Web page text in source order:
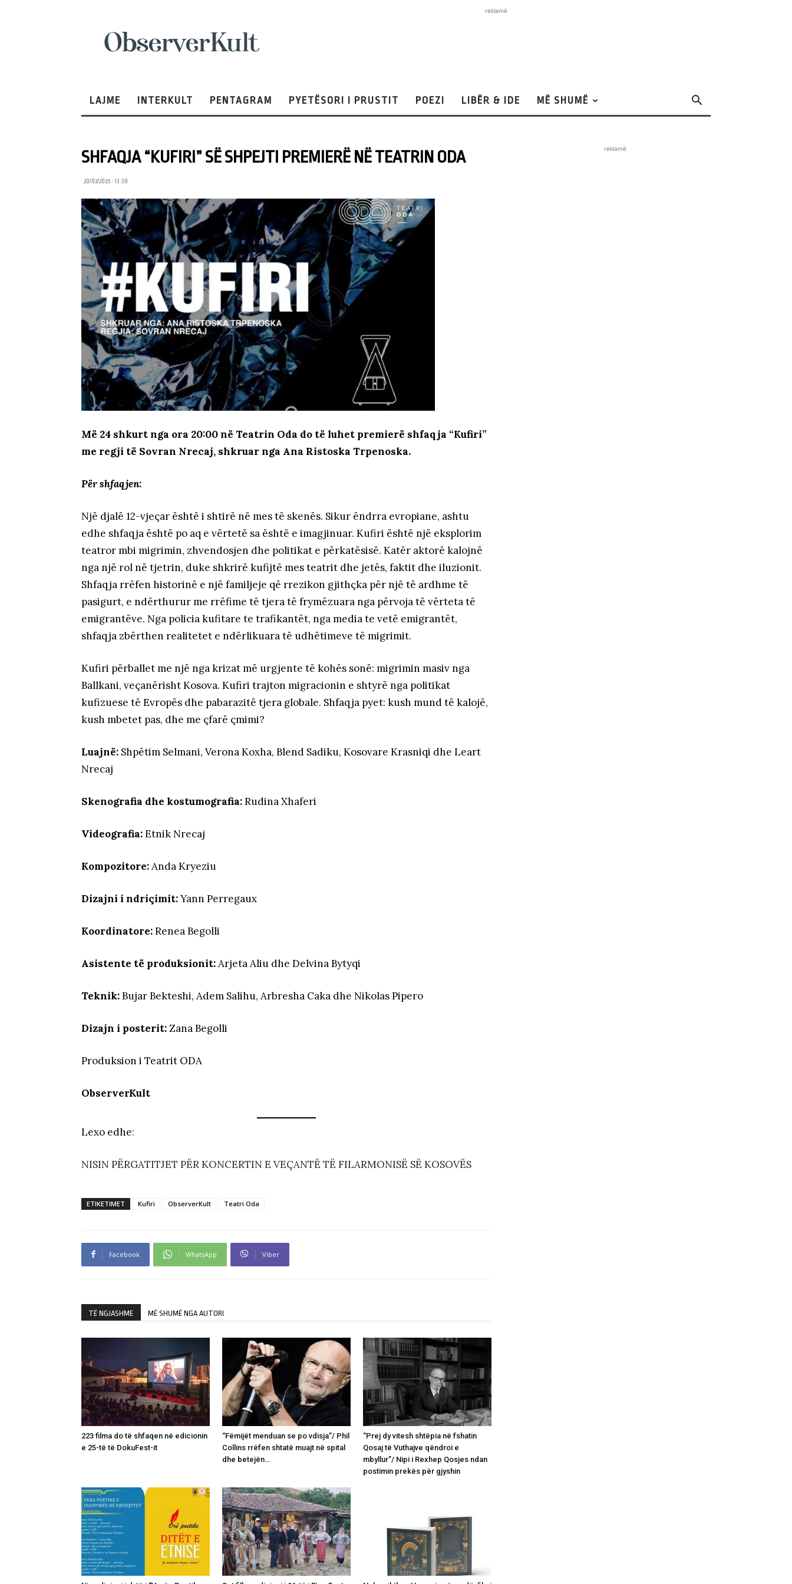
reklamë
LAJME INTERKULT PENTAGRAM PYETËSORI I PRUSTIT POEZI LIBËR & IDE MË SHUMË
SHFAQJA “KUFIRI” SË SHPEJTI PREMIERË NË TEATRIN ODA
20/02/2025 • 13:30
Më 24 shkurt nga ora 20:00 në Teatrin Oda do të luhet premierë shfaqja “Kufiri”
me regji të Sovran Nrecaj, shkruar nga Ana Ristoska Trpenoska.
Për shfaqjen:
Një djalë 12-vjeçar është i shtirë në mes të skenës. Sikur ëndrra evropiane, ashtu
edhe shfaqja është po aq e vërtetë sa është e imagjinuar. Kufiri është një eksplorim
teatror mbi migrimin, zhvendosjen dhe politikat e përkatësisë. Katër aktorë kalojnë
nga një rol në tjetrin, duke shkrirë kufijtë mes teatrit dhe jetës, faktit dhe iluzionit.
Shfaqja rrëfen historinë e një familjeje që rrezikon gjithçka për një të ardhme të
pasigurt, e ndërthurur me rrëfime të tjera të frymëzuara nga përvoja të vërteta të
emigrantëve. Nga policia kufitare te trafikantët, nga media te vetë emigrantët,
shfaqja zbërthen realitetet e ndërlikuara të udhëtimeve të migrimit.
Kufiri përballet me një nga krizat më urgjente të kohës sonë: migrimin masiv nga
Ballkani, veçanërisht Kosova. Kufiri trajton migracionin e shtyrë nga politikat
kufizuese të Evropës dhe pabarazitë tjera globale. Shfaqja pyet: kush mund të kalojë,
kush mbetet pas, dhe me çfarë çmimi?
Luajnë: Shpëtim Selmani, Verona Koxha, Blend Sadiku, Kosovare Krasniqi dhe Leart
Nrecaj
Skenografia dhe kostumografia:Rudina Xhaferi
Videografia:Etnik Nrecaj
Kompozitore:Anda Kryeziu
Dizajni i ndriçimit:Yann Perregaux
Koordinatore:Renea Begolli
Asistente të produksionit:Arjeta Aliu dhe Delvina Bytyqi
Teknik:Bujar Bekteshi, Adem Salihu, Arbresha Caka dhe Nikolas Pipero
Dizajn i posterit:Zana Begolli
Produksion i Teatrit ODA
ObserverKult
Lexo edhe:
NISIN PËRGATITJET PËR KONCERTIN E VEÇANTË TË FILARMONISË SË KOSOVËS
ETIKETIMET Kufiri ObserverKult Teatri Oda
Facebook WhatsApp Viber
TË NGJASHME MË SHUMË NGA AUTORI
223 filma do të shfaqen në edicionin
e 25-të të DokuFest-it
“Fëmijët menduan se po vdisja”/ Phil
Collins rrëfen shtatë muajt në spital
dhe betejën…
“Prej dy vitesh shtëpia në fshatin
Qosaj të Vuthajve qëndroi e
mbyllur”/ Nipi i Rexhep Qosjes ndan
postimin prekës për gjyshin
reklamë